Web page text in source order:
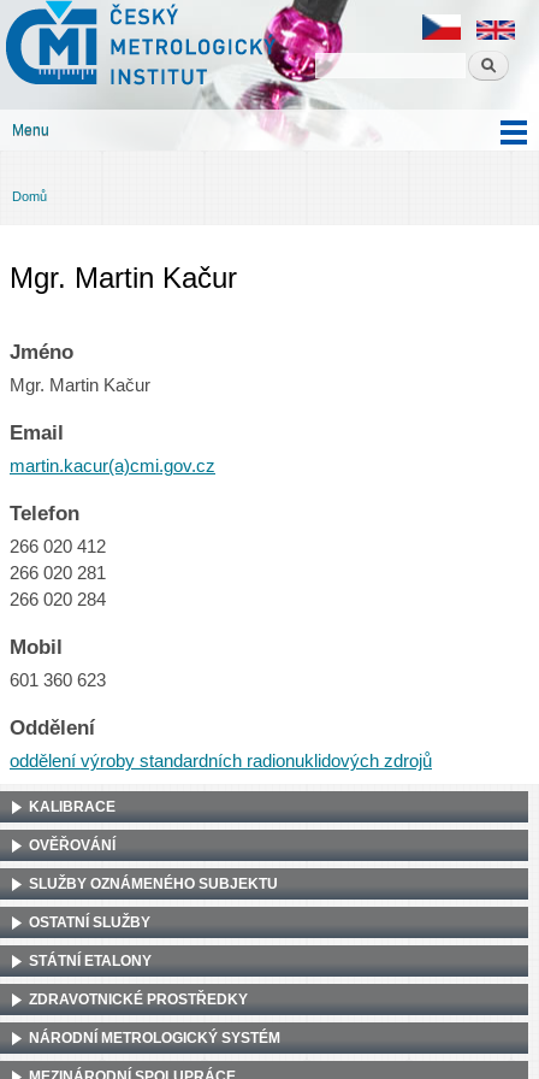
obsahu
Český
metrologický
institut
Menu
Jste zde
Domů
Mgr. Martin Kačur
Jméno
Mgr. Martin Kačur
Email
martin.kacur(a)cmi.gov.cz
Telefon
266 020 412
266 020 281
266 020 284
Mobil
601 360 623
Oddělení
oddělení výroby standardních radionuklidových zdrojů
KALIBRACE
OVĚŘOVÁNÍ
SLUŽBY OZNÁMENÉHO SUBJEKTU
OSTATNÍ SLUŽBY
STÁTNÍ ETALONY
ZDRAVOTNICKÉ PROSTŘEDKY
NÁRODNÍ METROLOGICKÝ SYSTÉM